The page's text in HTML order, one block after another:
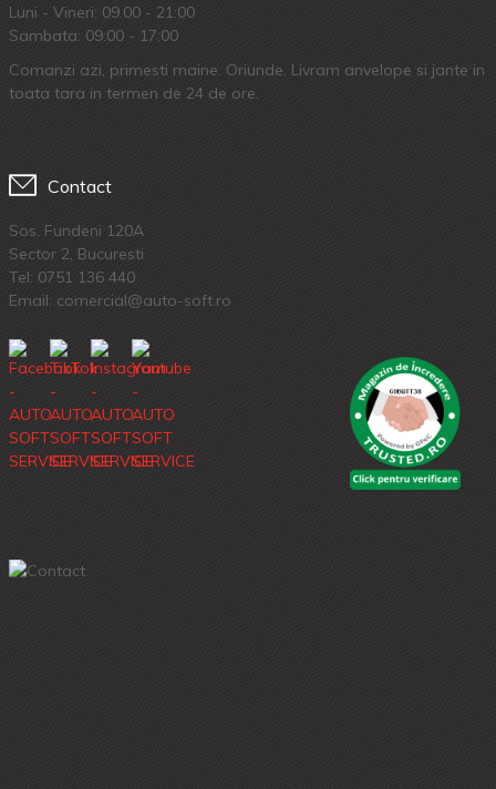
Luni - Vineri: 09.00 - 21:00
Sambata: 09:00 - 17:00
Comanzi azi, primesti maine. Oriunde. Livram anvelope si jante in
toata tara in termen de 24 de ore.
Contact
Sos. Fundeni 120A
Sector 2, Bucuresti
Tel: 0751 136 440
Email: comercial@auto-soft.ro